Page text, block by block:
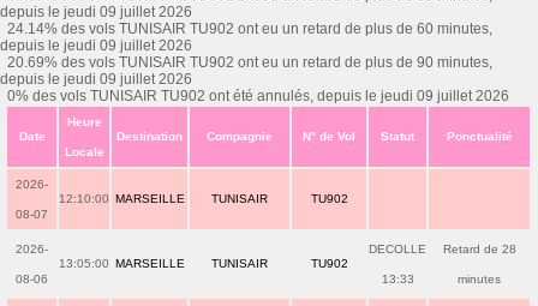
depuis le jeudi 09 juillet 2026
24.14% des vols TUNISAIR TU902 ont eu un retard de plus de 60 minutes,
depuis le jeudi 09 juillet 2026
20.69% des vols TUNISAIR TU902 ont eu un retard de plus de 90 minutes,
depuis le jeudi 09 juillet 2026
0% des vols TUNISAIR TU902 ont été annulés, depuis le jeudi 09 juillet 2026
Date
Heure
Locale
Destination Compagnie N° de Vol Statut Ponctualité
2026-
08-07
12:10:00 MARSEILLE TUNISAIR TU902
2026-
08-06
13:05:00 MARSEILLE TUNISAIR TU902
DECOLLE
13:33
Retard de 28
minutes